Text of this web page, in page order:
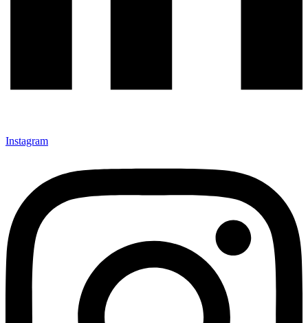
Instagram